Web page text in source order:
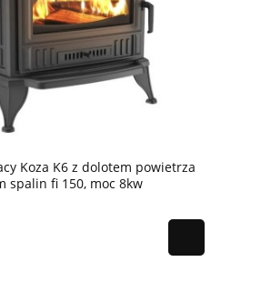
Koza K6 z dolotem powietrza
spalin fi 150, moc 8kw